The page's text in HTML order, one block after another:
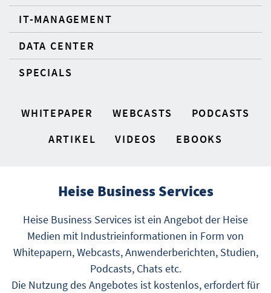
IT-MANAGEMENT
DATA CENTER
SPECIALS
WHITEPAPER WEBCASTS
PODCASTS
ARTIKEL
VIDEOS EBOOKS
Heise Business Services
Heise Business Services ist ein Angebot der Heise
Medien mit Industrieinformationen in Form von
Whitepapern, Webcasts, Anwenderberichten, Studien,
Podcasts, Chats etc.
Die Nutzung des Angebotes ist kostenlos, erfordert für